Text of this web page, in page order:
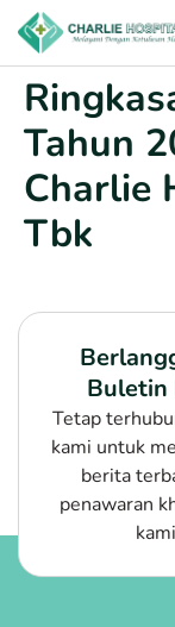
Tahun
Charlie
Tbk
Buletin
Tetap
kami untuk
berita
penawaran